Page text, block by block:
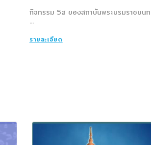
กิจกรรม 5ส ของสถาบันพระบรมราชชนก
...
รายละเอียด